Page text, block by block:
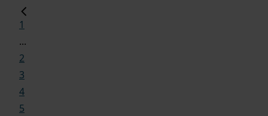
1
...
2
3
4
5